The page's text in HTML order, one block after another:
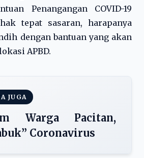
Penangangan COVID-19
tepat sasaran, harapanya
dengan bantuan yang akan
APBD.
JUGA
Warga Pacitan,
Coronavirus